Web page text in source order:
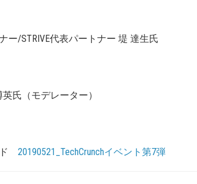
ー/STRIVE代表パートナー 堤 達生氏
英氏（モデレーター）
20190521_TechCrunchイベント第7弾